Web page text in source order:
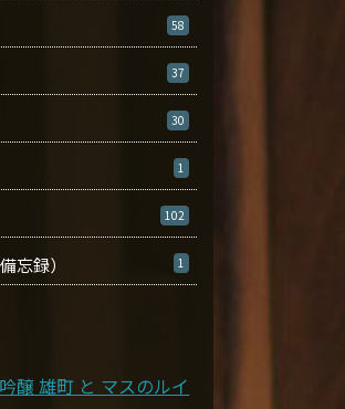
58
37
30
1
102
忘録） 1
醸 雄町 と マスのルイ